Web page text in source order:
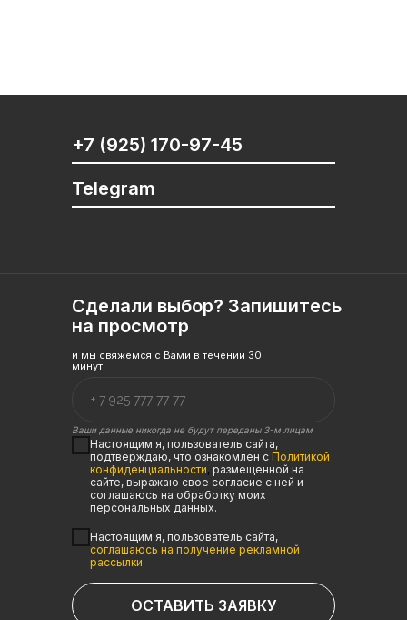
+7 (925) 170-97-45
Telegram
Настоящим я, пользователь сайта,
подтверждаю, что ознакомлен с Политикой
конфиденциальности, размещенной на
сайте, выражаю свое согласие с ней и
соглашаюсь на обработку моих
персональных данных.
Настоящим я, пользователь сайта,
соглашаюсь на получение рекламной
рассылки.
ОСТАВИТЬ ЗАЯВКУ
Сделали выбор? Запишитесь
на просмотр
и мы свяжемся с Вами в течении 30
минут
Ваши данные никогда не будут переданы 3-м лицам